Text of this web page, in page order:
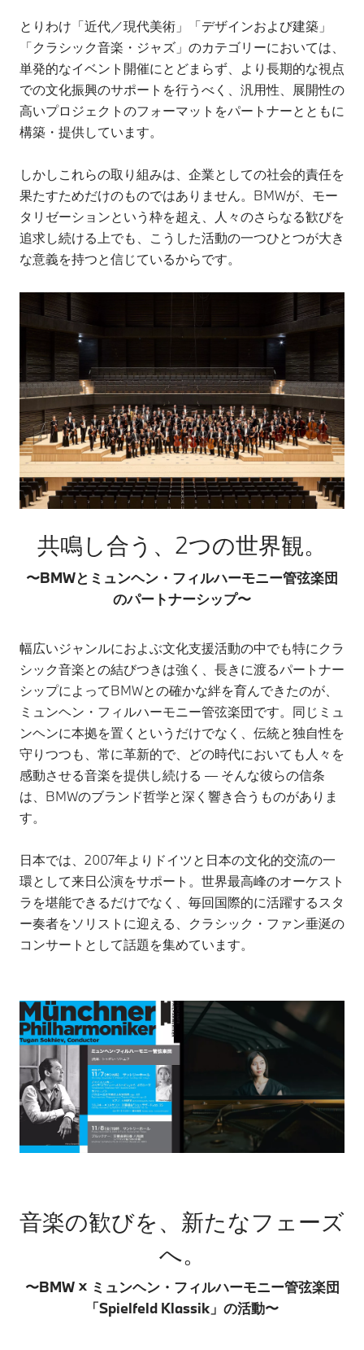
とりわけ「近代／現代美術」「デザインおよび建築」
「クラシック音楽・ジャズ」のカテゴリーにおいては、
単発的なイベント開催にとどまらず、より長期的な視点
での文化振興のサポートを行うべく、汎用性、展開性の
高いプロジェクトのフォーマットをパートナーとともに
構築・提供しています。
しかしこれらの取り組みは、企業としての社会的責任を
果たすためだけのものではありません。BMWが、モー
タリゼーションという枠を超え、人々のさらなる歓びを
追求し続ける上でも、こうした活動の一つひとつが大き
な意義を持つと信じているからです。
共鳴し合う、2つの世界観。
〜BMWとミュンヘン・フィルハーモニー管弦楽団
のパートナーシップ〜
幅広いジャンルにおよぶ文化支援活動の中でも特にクラ
シック音楽との結びつきは強く、長きに渡るパートナー
シップによってBMWとの確かな絆を育んできたのが、
ミュンヘン・フィルハーモニー管弦楽団です。同じミュ
ンヘンに本拠を置くというだけでなく、伝統と独自性を
守りつつも、常に革新的で、どの時代においても人々を
感動させる音楽を提供し続ける ― そんな彼らの信条
は、BMWのブランド哲学と深く響き合うものがありま
す。
日本では、2007年よりドイツと日本の文化的交流の一
環として来日公演をサポート。世界最高峰のオーケスト
ラを堪能できるだけでなく、毎回国際的に活躍するスタ
ー奏者をソリストに迎える、クラシック・ファン垂涎の
コンサートとして話題を集めています。
音楽の歓びを、新たなフェーズ
へ。
〜BMW × ミュンヘン・フィルハーモニー管弦楽団
「Spielfeld Klassik」の活動〜